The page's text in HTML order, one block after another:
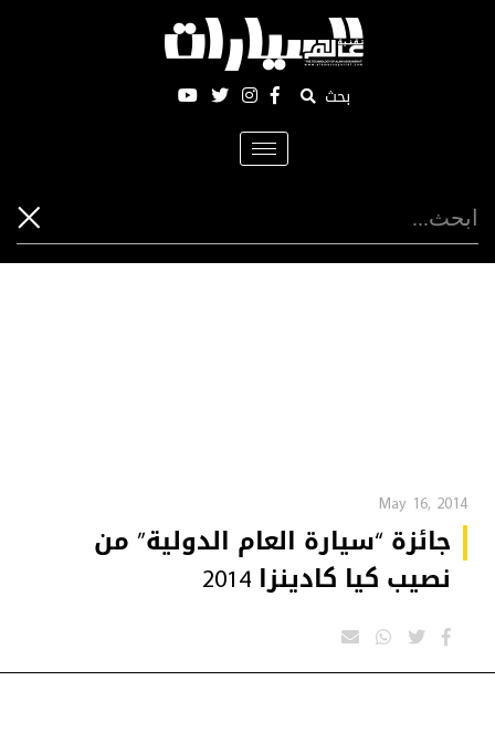
بحث
Toggle
navigation
May 16, 2014
جائزة “سيارة العام الدولية” من
نصيب كيا كادينزا 2014